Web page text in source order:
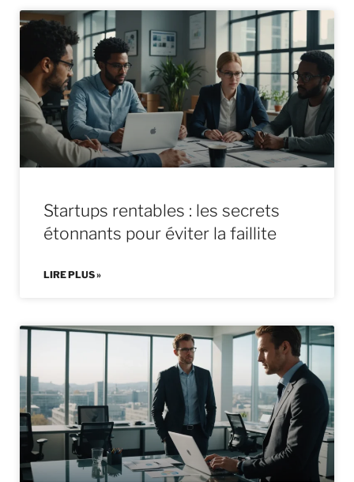
Startups rentables : les secrets
étonnants pour éviter la faillite
LIRE PLUS »